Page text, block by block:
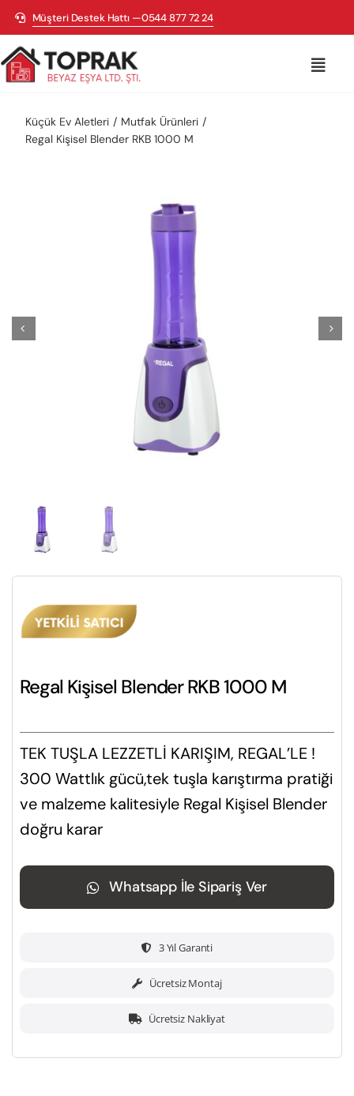
Skip
to
content
Müşteri Destek Hattı —0544 877 72 24
Bisikletler
Küçük Ev Aletleri
Mutfak Ürünleri
Regal Kişisel Blender RKB 1000 M
Regal Kişisel Blender RKB 1000 M
TEK TUŞLA LEZZETLİ KARIŞIM, REGAL’LE !
300 Wattlık gücü,tek tuşla karıştırma pratiği
ve malzeme kalitesiyle Regal Kişisel Blender
doğru karar
Whatsapp İle Sipariş Ver
3 Yıl Garanti
Ücretsiz Montaj
Ücretsiz Nakliyat